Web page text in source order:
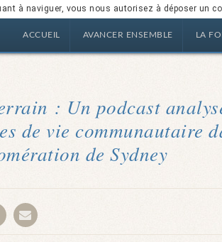
à naviguer, vous nous autorisez à déposer un
ACCUEIL AVANCER ENSEMBLE LA
: Un podcast
de vie communautaire
de Sydney